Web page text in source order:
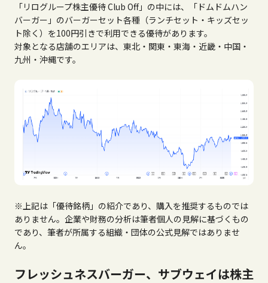
「リログループ株主優待 Club Off」の中には、「ドムドムハン
バーガー」のバーガーセット各種（ランチセット・キッズセッ
ト除く）を100円引きで利用できる優待があります。
対象となる店舗のエリアは、東北・関東・東海・近畿・中国・
九州・沖縄です。
※上記は「優待銘柄」の紹介であり、購入を推奨するものでは
ありません。企業や財務の分析は筆者個人の見解に基づくもの
であり、筆者が所属する組織・団体の公式見解ではありませ
ん。
フレッシュネスバーガー、サブウェイは株主